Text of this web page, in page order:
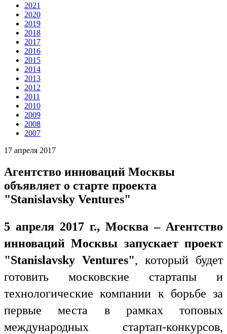
2021
2020
2019
2018
2017
2016
2015
2014
2013
2012
2011
2010
2009
2008
2007
17 апреля 2017
Агентство инноваций Москвы
объявляет о старте проекта
"Stanislavsky Ventures"
5 апреля 2017 г., Москва – Агентство
инноваций Москвы запускает проект
"Stanislavsky Ventures", который будет
готовить московские стартапы и
технологические компании к борьбе за
первые места в рамках топовых
международных стартап-конкурсов,